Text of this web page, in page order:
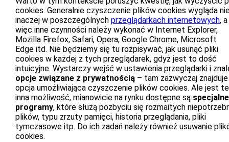
cookies. Generalnie czyszczenie plików cookies wygląda
inaczej w poszczególnych przeglądarkach internetowych, a
więc inne czynności należy wykonać w Internet Explorer,
Mozilla Firefox, Safari, Opera, Google Chrome, Microsoft
Edge itd. Nie będziemy się tu rozpisywać, jak usunąć pliki
cookies w każdej z tych przeglądarek, gdyż jest to dość
intuicyjne. Wystarczy wejść w ustawienia przeglądarki i
opcje związane z prywatnością – tam zazwyczaj
opcja umożliwiająca czyszczenie plików cookies. Ale jest
inna możliwość, mianowicie na rynku dostępne są specjalne
programy, które służą pozbyciu się rozmaitych
plików, typu zrzuty pamięci, historia przeglądania, pliki
tymczasowe itp. Do ich zadań należy również usuwanie
cookies.